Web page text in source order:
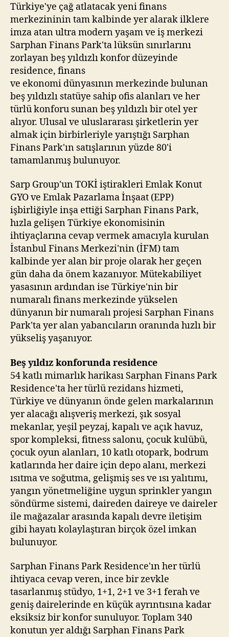
Türkiye'ye çağ atlatacak yeni finans
merkezininin tam kalbinde yer alarak ilklere
imza atan ultra modern yaşam ve iş merkezi
Sarphan Finans Park'ta lüksün sınırlarını
zorlayan beş yıldızlı konfor düzeyinde
residence, finans
ve ekonomi dünyasının merkezinde bulunan
beş yıldızlı statüye sahip ofis alanları ve her
türlü konforu sunan beş yıldızlı bir otel yer
alıyor. Ulusal ve uluslararası şirketlerin yer
almak için birbirleriyle yarıştığı Sarphan
Finans Park'ın satışlarının yüzde 80'i
tamamlanmış bulunuyor.
Sarp Group'un TOKİ iştirakleri Emlak Konut
GYO ve Emlak Pazarlama İnşaat (EPP)
işbirliğiyle inşa ettiği Sarphan Finans Park,
hızla gelişen Türkiye ekonomisinin
ihtiyaçlarına cevap vermek amacıyla kurulan
İstanbul Finans Merkezi'nin (İFM) tam
kalbinde yer alan bir proje olarak her geçen
gün daha da önem kazanıyor. Mütekabiliyet
yasasının ardından ise Türkiye'nin bir
numaralı finans merkezinde yükselen
dünyanın bir numaralı projesi Sarphan Finans
Park'ta yer alan yabancıların oranında hızlı bir
yükseliş yaşanıyor.
Beş yıldız konforunda residence
54 katlı mimarlık harikası Sarphan Finans Park
Residence'ta her türlü rezidans hizmeti,
Türkiye ve dünyanın önde gelen markalarının
yer alacağı alışveriş merkezi, şık sosyal
mekanlar, yeşil peyzaj, kapalı ve açık havuz,
spor kompleksi, fitness salonu, çocuk kulübü,
çocuk oyun alanları, 10 katlı otopark, bodrum
katlarında her daire için depo alanı, merkezi
ısıtma ve soğutma, gelişmiş ses ve ısı yalıtımı,
yangın yönetmeliğine uygun sprinkler yangın
söndürme sistemi, daireden daireye ve daireler
ile mağazalar arasında kapalı devre iletişim
gibi hayatı kolaylaştıran birçok özel imkan
bulunuyor.
Sarphan Finans Park Residence'ın her türlü
ihtiyaca cevap veren, ince bir zevkle
tasarlanmış stüdyo, 1+1, 2+1 ve 3+1 ferah ve
geniş dairelerinde en küçük ayrıntısına kadar
eksiksiz bir konfor sunuluyor. Toplam 340
konutun yer aldığı Sarphan Finans Park